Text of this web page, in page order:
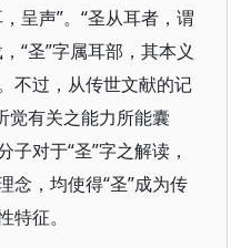
呈声”。“圣从耳者，谓
“圣”字属耳部，其本义
不过，从传世文献的记
觉有关之能力所能囊
对于“圣”字之解读，
念，均使得“圣”成为传
征。